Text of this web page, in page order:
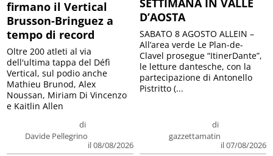
firmano il Vertical
Brusson-Bringuez a
tempo di record
di
Davide Pellegrino
il 08/08/2026
Oltre 200 atleti al via
dell'ultima tappa del Défì
Vertical, sul podio anche
Mathieu Brunod, Alex
Noussan, Miriam Di Vincenzo
e Kaitlin Allen
SETTIMANA IN VALLE
D’AOSTA
di
gazzettamatin
il 07/08/2026
SABATO 8 AGOSTO ALLEIN –
All’area verde Le Plan-de-
Clavel prosegue “ItinerDante”,
le letture dantesche, con la
partecipazione di Antonello
Pistritto (...